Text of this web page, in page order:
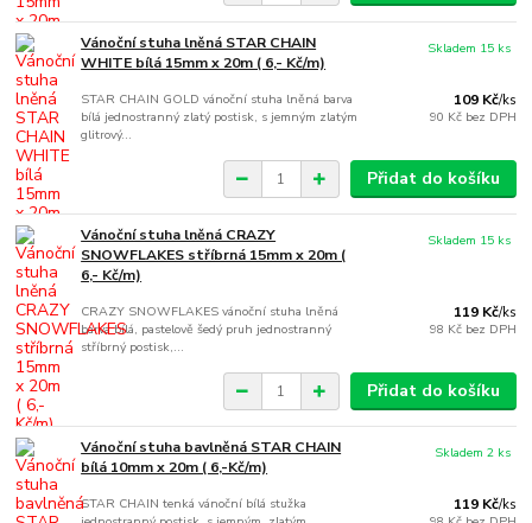
Vánoční stuha lněná STAR CHAIN
WHITE bílá 15mm x 20m ( 6,- Kč/m)
STAR CHAIN GOLD vánoční stuha lněná barva
bílá jednostranný zlatý postisk, s jemným zlatým
glitrový...
109 Kč/ks
90 Kč bez DPH
Skladem 15 ks
Přidat do košíku
Vánoční stuha lněná CRAZY
SNOWFLAKES stříbrná 15mm x 20m (
6,- Kč/m)
CRAZY SNOWFLAKES vánoční stuha lněná
barva bílá, pastelově šedý pruh jednostranný
stříbrný postisk,...
119 Kč/ks
98 Kč bez DPH
Skladem 15 ks
Přidat do košíku
Vánoční stuha bavlněná STAR CHAIN
bílá 10mm x 20m ( 6,-Kč/m)
STAR CHAIN tenká vánoční bílá stužka
119 Kč/ks
Skladem 2 ks